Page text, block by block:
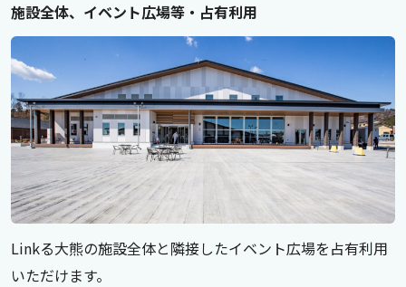
施設全体、イベント広場等・占有利用
Linkる大熊の施設全体と隣接したイベント広場を占有利用
いただけます。